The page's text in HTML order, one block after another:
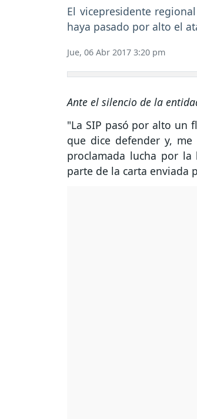
El vicepresidente
haya pasado por alto el
Jue, 06 Abr 2017 3:20 pm
Ante el silencio de la
"La SIP pasó por alto un
que dice defender y,
proclamada lucha por
parte de la carta enviada